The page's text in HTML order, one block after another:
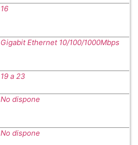
16
Gigabit Ethernet 10/100/1000Mbps
19 a 23
No dispone
No dispone